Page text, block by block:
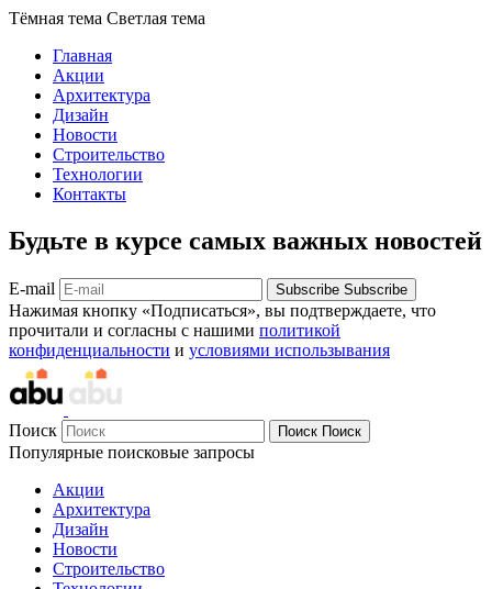
Тёмная тема Светлая тема
Главная
Акции
Архитектура
Дизайн
Новости
Строительство
Технологии
Контакты
Будьте в курсе самых важных новостей
E-mail Subscribe Subscribe
Нажимая кнопку «Подписаться», вы подтверждаете, что
прочитали и согласны с нашими политикой
конфиденциальности и условиями использывания
Поиск Поиск Поиск
Популярные поисковые запросы
Акции
Архитектура
Дизайн
Новости
Строительство